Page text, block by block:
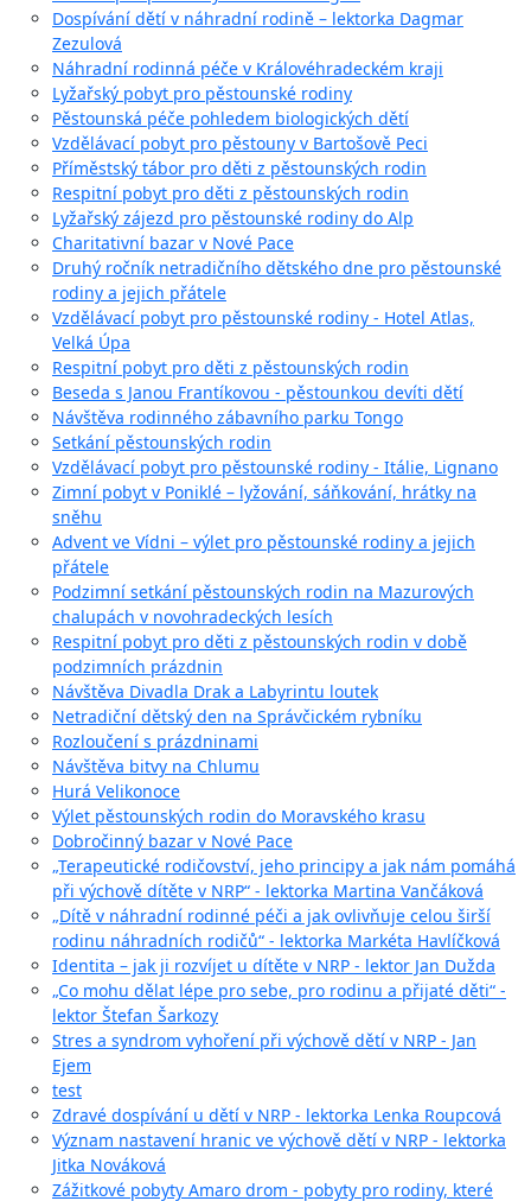
Dospívání dětí v náhradní rodině – lektorka Dagmar
Zezulová
Náhradní rodinná péče v Královéhradeckém kraji
Lyžařský pobyt pro pěstounské rodiny
Pěstounská péče pohledem biologických dětí
Vzdělávací pobyt pro pěstouny v Bartošově Peci
Příměstský tábor pro děti z pěstounských rodin
Respitní pobyt pro děti z pěstounských rodin
Lyžařský zájezd pro pěstounské rodiny do Alp
Charitativní bazar v Nové Pace
Druhý ročník netradičního dětského dne pro pěstounské
rodiny a jejich přátele
Vzdělávací pobyt pro pěstounské rodiny - Hotel Atlas,
Velká Úpa
Respitní pobyt pro děti z pěstounských rodin
Beseda s Janou Frantíkovou - pěstounkou devíti dětí
Návštěva rodinného zábavního parku Tongo
Setkání pěstounských rodin
Vzdělávací pobyt pro pěstounské rodiny - Itálie, Lignano
Zimní pobyt v Poniklé – lyžování, sáňkování, hrátky na
sněhu
Advent ve Vídni – výlet pro pěstounské rodiny a jejich
přátele
Podzimní setkání pěstounských rodin na Mazurových
chalupách v novohradeckých lesích
Respitní pobyt pro děti z pěstounských rodin v době
podzimních prázdnin
Návštěva Divadla Drak a Labyrintu loutek
Netradiční dětský den na Správčickém rybníku
Rozloučení s prázdninami
Návštěva bitvy na Chlumu
Hurá Velikonoce
Výlet pěstounských rodin do Moravského krasu
Dobročinný bazar v Nové Pace
„Terapeutické rodičovství, jeho principy a jak nám pomáhá
při výchově dítěte v NRP“ - lektorka Martina Vančáková
„Dítě v náhradní rodinné péči a jak ovlivňuje celou širší
rodinu náhradních rodičů“ - lektorka Markéta Havlíčková
Identita – jak ji rozvíjet u dítěte v NRP - lektor Jan Dužda
„Co mohu dělat lépe pro sebe, pro rodinu a přijaté děti“ -
lektor Štefan Šarkozy
Stres a syndrom vyhoření při výchově dětí v NRP - Jan
Ejem
test
Zdravé dospívání u dětí v NRP - lektorka Lenka Roupcová
Význam nastavení hranic ve výchově dětí v NRP - lektorka
Jitka Nováková
Zážitkové pobyty Amaro drom - pobyty pro rodiny, které